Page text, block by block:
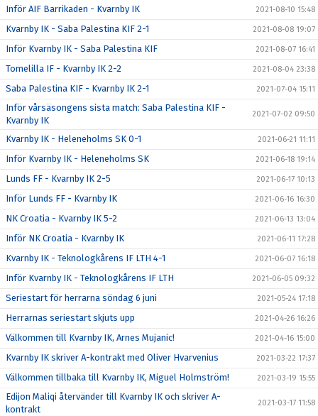
Inför AIF Barrikaden - Kvarnby IK 2021-08-10 15:48
Kvarnby IK - Saba Palestina KIF 2-1 2021-08-08 19:07
Inför Kvarnby IK - Saba Palestina KIF 2021-08-07 16:41
Tomelilla IF - Kvarnby IK 2-2 2021-08-04 23:38
Saba Palestina KIF - Kvarnby IK 2-1 2021-07-04 15:11
Inför vårsäsongens sista match: Saba Palestina KIF -
Kvarnby IK
2021-07-02 09:50
Kvarnby IK - Heleneholms SK 0-1 2021-06-21 11:11
Inför Kvarnby IK - Heleneholms SK 2021-06-18 19:14
Lunds FF - Kvarnby IK 2-5 2021-06-17 10:13
Inför Lunds FF - Kvarnby IK 2021-06-16 16:30
NK Croatia - Kvarnby IK 5-2 2021-06-13 13:04
Inför NK Croatia - Kvarnby IK 2021-06-11 17:28
Kvarnby IK - Teknologkårens IF LTH 4-1 2021-06-07 16:18
Inför Kvarnby IK - Teknologkårens IF LTH 2021-06-05 09:32
Seriestart för herrarna söndag 6 juni 2021-05-24 17:18
Herrarnas seriestart skjuts upp 2021-04-26 16:26
Välkommen till Kvarnby IK, Arnes Mujanic! 2021-04-16 15:00
Kvarnby IK skriver A-kontrakt med Oliver Hvarvenius 2021-03-22 17:37
Välkommen tillbaka till Kvarnby IK, Miguel Holmström! 2021-03-19 15:55
Edijon Maliqi återvänder till Kvarnby IK och skriver A-
kontrakt
2021-03-17 11:58